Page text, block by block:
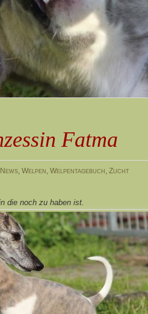
Fatma
News, Welpen, Welpentagebuch, Zucht
die noch zu haben ist.